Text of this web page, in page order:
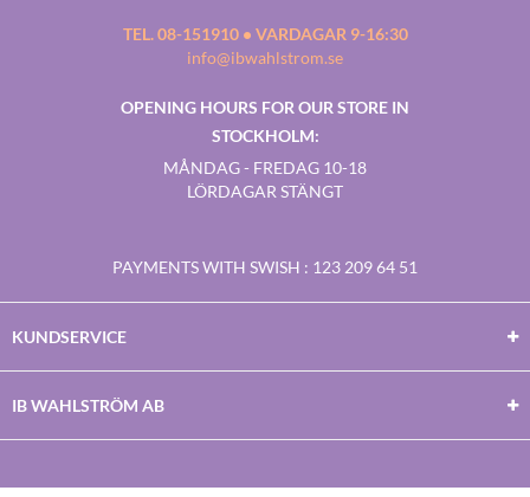
TEL. 08-151910 • VARDAGAR 9-16:30
info@ibwahlstrom.se
OPENING HOURS FOR OUR STORE IN
STOCKHOLM:
MÅNDAG - FREDAG 10-18
LÖRDAGAR STÄNGT
PAYMENTS WITH SWISH : 123 209 64 51
KUNDSERVICE
IB WAHLSTRÖM AB